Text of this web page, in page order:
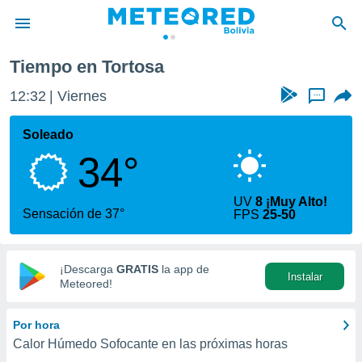
de
ha
calidad.
a este
las
y
digital
basada
Tiempo en Tortosa
12:32 Viernes ...
Soleado
34°
Sensación de 37°
UV8 ¡Muy Alto!
FPS25-50
¡Descarga GRATIS la app de
Meteored!
Instalar
Por hora
Calor Húmedo Sofocante en las próximas horas